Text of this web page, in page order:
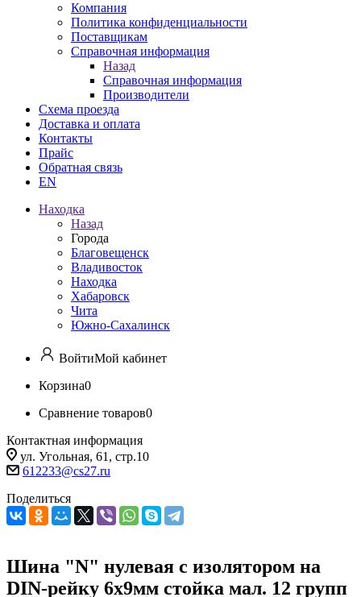
Компания
Политика конфиденциальности
Поставщикам
Справочная информация
Назад
Справочная информация
Производители
Схема проезда
Доставка и оплата
Контакты
Прайс
Обратная связь
EN
Находка
Назад
Города
Благовещенск
Владивосток
Находка
Хабаровск
Чита
Южно-Сахалинск
ВойтиМой кабинет
Корзина0
Сравнение товаров0
Контактная информация
ул. Угольная, 61, стр.10
612233@cs27.ru
Поделиться
Шина "N" нулевая с изолятором на
DIN-рейку 6x9мм стойка мал. 12 групп